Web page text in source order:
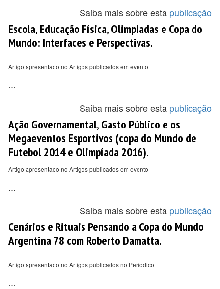
Saiba mais sobre esta publicação
Escola, Educação Física, Olimpíadas e Copa do
Mundo: Interfaces e Perspectivas.
Artigo apresentado no Artigos publicados em evento
...
Saiba mais sobre esta publicação
Ação Governamental, Gasto Público e os
Megaeventos Esportivos (copa do Mundo de
Futebol 2014 e Olimpíada 2016).
Artigo apresentado no Artigos publicados em evento
...
Saiba mais sobre esta publicação
Cenários e Rituais Pensando a Copa do Mundo
Argentina 78 com Roberto Damatta.
Artigo apresentado no Artigos publicados no Periodico
...